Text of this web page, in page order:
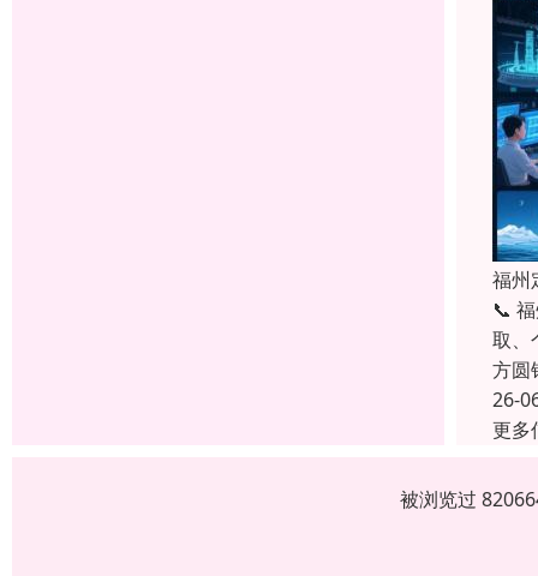
福州
📞
取、
方圆
26-
更多
被浏览过